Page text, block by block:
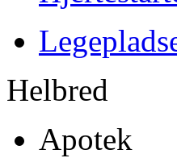
Helbred
Apotek